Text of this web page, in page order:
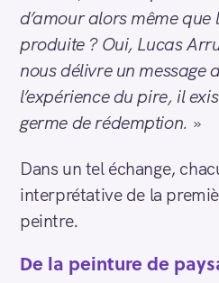
d’amour alors même que
produite ? Oui, Lucas
nous délivre un message
l’expérience du pire, il
germe de rédemption. »
Dans un tel échange,
interprétative de la
peintre.
De la peinture de
S
e
a